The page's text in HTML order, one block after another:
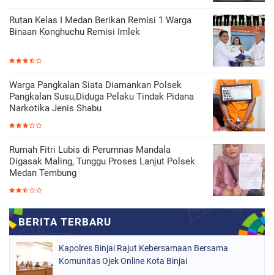
Rutan Kelas I Medan Berikan Remisi 1 Warga
Binaan Konghuchu Remisi Imlek
Warga Pangkalan Siata Diamankan Polsek
Pangkalan Susu,Diduga Pelaku Tindak Pidana
Narkotika Jenis Shabu
Rumah Fitri Lubis di Perumnas Mandala
Digasak Maling, Tunggu Proses Lanjut Polsek
Medan Tembung
Kapolres Binjai Rajut Kebersamaan Bersama
Komunitas Ojek Online Kota Binjai